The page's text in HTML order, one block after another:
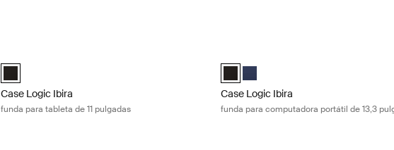
Case Logic Ibira Laptop Sleeve Negro (selected)
Case Logic Ibira
funda para tableta de 11 pulgadas
Case Logic Ibira Laptop Sleeve Negro
Case Logic Ibira Laptop Sleeve
Case Logic Ibira
funda para computadora portátil de 13,3